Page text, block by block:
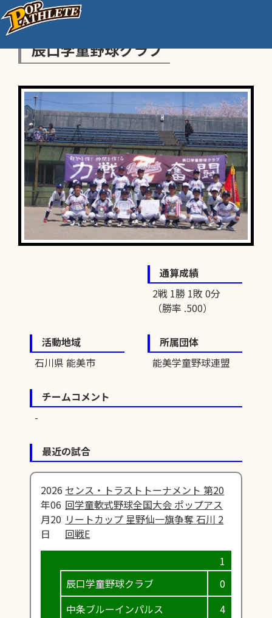
辰口学童野球クラブ
通算成績
2戦 1勝 1敗 0分
（勝率 .500）
活動地域
石川県 能美市
所属団体
能美学童野球連盟
チームコメント
最近の試合
2026
年06
月20
日
センス・トラストトーナメント 第20
回学童軟式野球全国大会 ポップアス
リートカップ 星野仙一旗争奪 石川 2
回戦E
辰口学童野球クラブ
中条ブルーインパルス
0
4